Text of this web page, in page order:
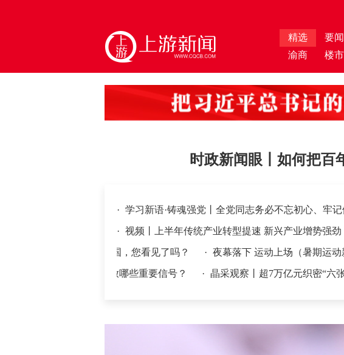
精选 要闻
渝商
楼市
时政新闻眼丨如何把百
· 学习新语·铸魂强党丨全党同志务必不忘初心、牢记
· 视频丨上半年传统产业转型提速 新兴产业增势强劲
，这可爱的中国，您看见了吗？ · 夜幕落下 运动上场（暑期运动新体验）
济半年报，释放哪些重要信号？ · 晶采观察丨超7万亿元织密“六张网” 激